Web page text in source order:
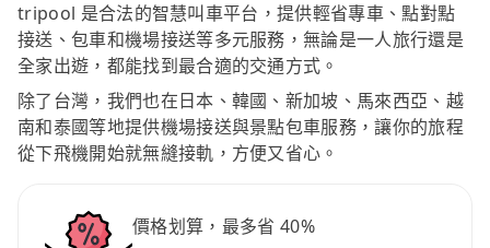
tripool 是合法的智慧叫車平台，提供輕省專車、點對點
接送、包車和機場接送等多元服務，無論是一人旅行還是
全家出遊，都能找到最合適的交通方式。
除了台灣，我們也在日本、韓國、新加坡、馬來西亞、越
南和泰國等地提供機場接送與景點包車服務，讓你的旅程
從下飛機開始就無縫接軌，方便又省心。
價格划算，最多省 40%